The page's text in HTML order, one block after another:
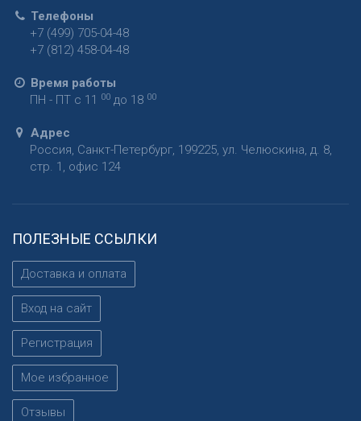
Телефоны
+7 (499) 705-04-48
+7 (812) 458-04-48
Время работы
ПН - ПТ с 11
00 до 18 00
Адрес
Россия, Санкт-Петербург, 199225, ул. Челюскина, д. 8,
стр. 1, офис 124
ПОЛЕЗНЫЕ ССЫЛКИ
Доставка и оплата
Вход на сайт
Регистрация
Мое избранное
Отзывы